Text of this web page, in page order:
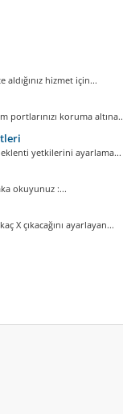
hizmet için...
portlarınızı koruma
yetkilerini ayarlama...
okuyunuz :...
X çıkacağını ayarlayan...